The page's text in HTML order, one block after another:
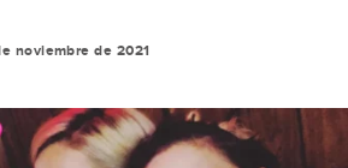
noviembre de 2021